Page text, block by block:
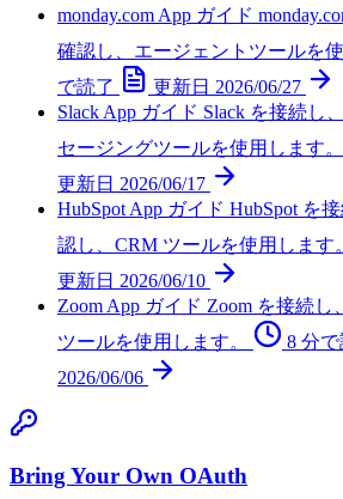
monday.com App ガイド
確認し、エージェントツールを使
で読了
更新日 2026/06/27
Slack App ガイド Slack を接続し
セージングツールを使用します。
更新日 2026/06/17
HubSpot App ガイド HubSpot を
認し、CRM ツールを使用します。
更新日 2026/06/10
Zoom App ガイド Zoom を接続し
ツールを使用します。
8 分で
2026/06/06
Bring Your Own OAuth